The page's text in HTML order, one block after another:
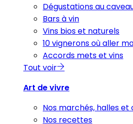
Dégustations au
Bars à vin
Vins bios et naturels
10 vignerons où aller
Accords mets et vins
Tout voir
Art de vivre
Nos marchés, halles et
Nos recettes